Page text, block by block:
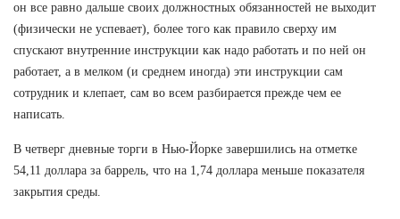
он все равно дальше своих должностных обязанностей не выходит
(физически не успевает), более того как правило сверху им
спускают внутренние инструкции как надо работать и по ней он
работает, а в мелком (и среднем иногда) эти инструкции сам
сотрудник и клепает, сам во всем разбирается прежде чем ее
написать.
В четверг дневные торги в Нью-Йорке завершились на отметке
54,11 доллара за баррель, что на 1,74 доллара меньше показателя
закрытия среды.